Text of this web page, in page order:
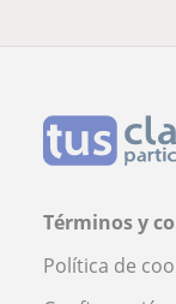
Términos y
Política de